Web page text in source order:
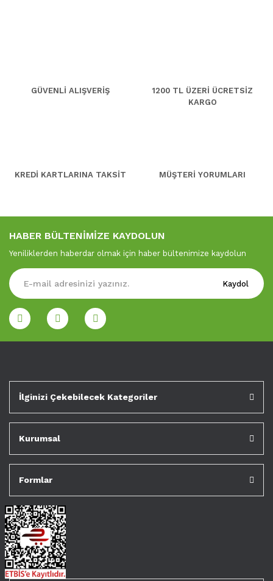
GÜVENLİ ALIŞVERİŞ
1200 TL ÜZERİ ÜCRETSİZ
KARGO
KREDİ KARTLARINA TAKSİT MÜŞTERİ YORUMLARI
HABER BÜLTENİMİZE KAYDOLUN
Yeniliklerden haberdar olmak için haber bültenimize kaydolun
Kaydol
İlginizi Çekebilecek Kategoriler
Kurumsal
Formlar